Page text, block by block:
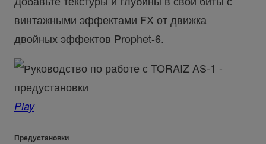
винтажными эффектами FX от движка
двойных эффектов Prophet-6.
Play
Предустановки